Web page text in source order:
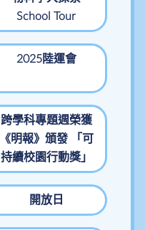
School Tour
2025陸運會
跨學科專題週榮獲
《明報》頒發 「可
持續校園行動獎」
開放日